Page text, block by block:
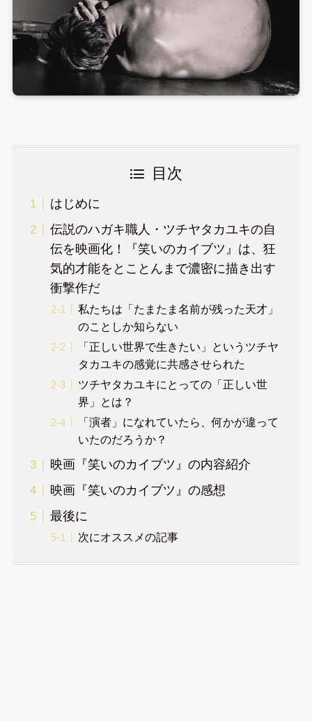
目次
はじめに
伝説のハガキ職人・ツチヤタカユキの自
伝を映画化！『笑いのカイブツ』は、狂
気的才能をとことんまで濃密に描き出す
衝撃作だ
私たちは「たまたま名前が残った天才」
のことしか知らない
「正しい世界で生きたい」というツチヤ
タカユキの感覚に共感させられた
ツチヤタカユキにとっての「正しい世
界」とは？
「演者」になれていたら、何かが違って
いたのだろうか？
映画『笑いのカイブツ』の内容紹介
映画『笑いのカイブツ』の感想
最後に
次にオススメの記事